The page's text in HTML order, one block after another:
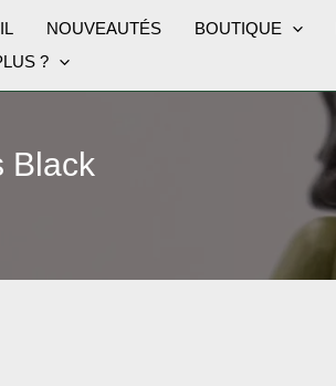
NOUVEAUTÉS BOUTIQUE
?
Black